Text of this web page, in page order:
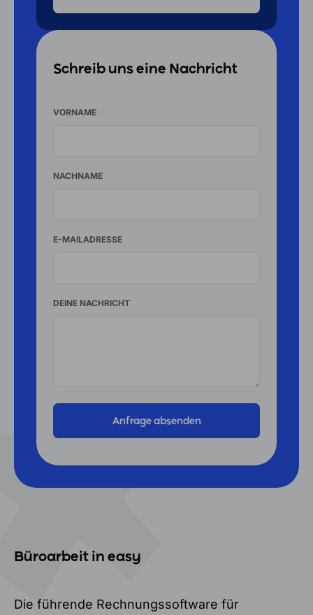
Schreib uns eine Nachricht
VORNAME
NACHNAME
E-MAILADRESSE
DEINE NACHRICHT
Büroarbeit in easy
Die führende Rechnungssoftware für